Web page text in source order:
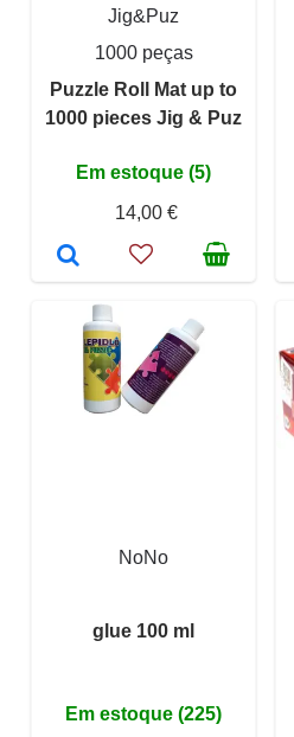
Jig&Puz
1000 peças
Puzzle Roll Mat up to
1000 pieces Jig & Puz
Em estoque (5)
14,00 €
NoNo
glue 100 ml
Em estoque (225)